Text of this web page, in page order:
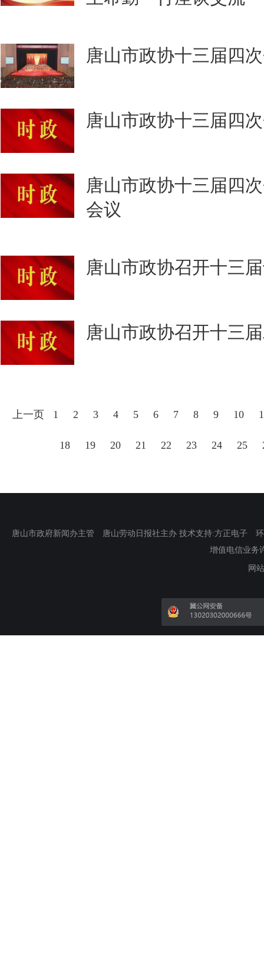
唐山市政协十三届四
唐山市政协十三届四
唐山市政协十三届四
会议
唐山市政协召开十三
唐山市政协召开十三
上一页 1 2 3 4 5 6 7 8 9 10
18 19 20 21 22 23 24 25
唐山市政府新闻办主管 唐山劳动日报社主办 技术支持:方正电子
增值电信业务
网